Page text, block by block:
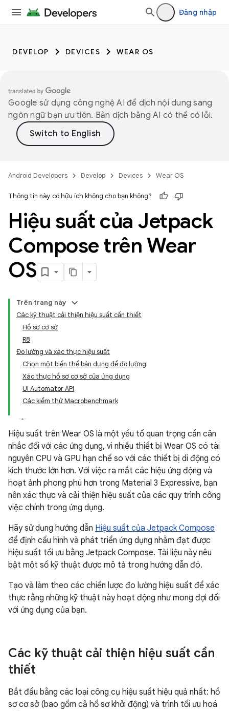
Đăng nhập
DEVELOP DEVICES WEAR OS
Google sử dụng công nghệ AI để dịch nội dung sang
ngôn ngữ bạn ưu tiên. Bản dịch bằng AI có thể có lỗi.
Android Developers Develop Devices Wear OS
Thông tin này có hữu ích không cho bạn không?
Hiệu suất của Jetpack
Compose trên Wear
OS
Trên trang này
Các kỹ thuật cải thiện hiệu suất cần thiết
Hồ sơ cơ sở
R8
Đo lường và xác thực hiệu suất
Chọn một biến thể bản dựng để đo lường
Xác thực hồ sơ cơ sở của ứng dụng
UI Automator API
Các kiểm thử Macrobenchmark
Hiệu suất trên Wear OS là một yếu tố quan trọng cần cân
nhắc đối với các ứng dụng, vì nhiều thiết bị Wear OS có tài
nguyên CPU và GPU hạn chế so với các thiết bị di động có
kích thước lớn hơn. Với việc ra mắt các hiệu ứng động và
hoạt ảnh phong phú hơn trong Material 3 Expressive, bạn
nên xác thực và cải thiện hiệu suất của các quy trình công
việc chính trong ứng dụng.
Hãy sử dụng hướng dẫn Hiệu suất của Jetpack Compose
để định cấu hình và phát triển ứng dụng nhằm đạt được
hiệu suất tối ưu bằng Jetpack Compose. Tài liệu này nêu
bật một số kỹ thuật được mô tả trong hướng dẫn đó.
Tạo và làm theo các chiến lược đo lường hiệu suất để xác
thực rằng những kỹ thuật này hoạt động như mong đợi đối
với ứng dụng của bạn.
Các kỹ thuật cải thiện hiệu suất cần
thiết
Bắt đầu bằng các loại công cụ hiệu suất hiệu quả nhất: hồ
sơ cơ sở (bao gồm cả hồ sơ khởi động) và trình tối ưu hoá